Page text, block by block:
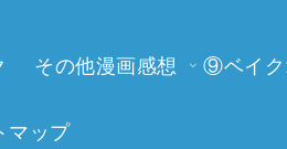
その他漫画感想
マップ